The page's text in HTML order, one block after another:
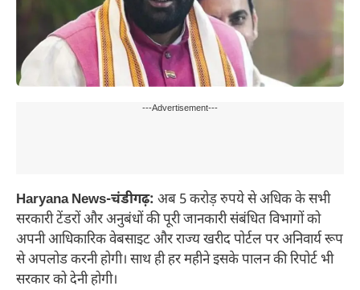
---Advertisement---
Haryana News-चंडीगढ़: अब 5 करोड़ रुपये से अधिक के सभी
सरकारी टेंडरों और अनुबंधों की पूरी जानकारी संबंधित विभागों को
अपनी आधिकारिक वेबसाइट और राज्य खरीद पोर्टल पर अनिवार्य रूप
से अपलोड करनी होगी। साथ ही हर महीने इसके पालन की रिपोर्ट भी
सरकार को देनी होगी।